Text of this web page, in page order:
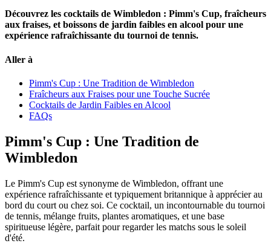
Découvrez les cocktails de Wimbledon : Pimm's Cup, fraîcheurs
aux fraises, et boissons de jardin faibles en alcool pour une
expérience rafraîchissante du tournoi de tennis.
Aller à
Pimm's Cup : Une Tradition de Wimbledon
Fraîcheurs aux Fraises pour une Touche Sucrée
Cocktails de Jardin Faibles en Alcool
FAQs
Pimm's Cup : Une Tradition de
Wimbledon
Le Pimm's Cup est synonyme de Wimbledon, offrant une
expérience rafraîchissante et typiquement britannique à apprécier au
bord du court ou chez soi. Ce cocktail, un incontournable du tournoi
de tennis, mélange fruits, plantes aromatiques, et une base
spiritueuse légère, parfait pour regarder les matchs sous le soleil
d'été.